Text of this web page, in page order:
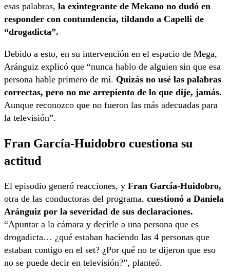
esas palabras, la exintegrante de Mekano no dudó en
responder con contundencia, tildando a Capelli de
“drogadicta”.
Debido a esto, en su intervención en el espacio de Mega,
Aránguiz explicó que “nunca hablo de alguien sin que esa
persona hable primero de mí. Quizás no usé las palabras
correctas, pero no me arrepiento de lo que dije, jamás.
Aunque reconozco que no fueron las más adecuadas para
la televisión”.
Fran García-Huidobro cuestiona su
actitud
El episodio generó reacciones, y Fran García-Huidobro,
otra de las conductoras del programa, cuestionó a Daniela
Aránguiz por la severidad de sus declaraciones.
“Apuntar a la cámara y decirle a una persona que es
drogadicta… ¿qué estaban haciendo las 4 personas que
estaban contigo en el set? ¿Por qué no te dijeron que eso
no se puede decir en televisión?”, planteó.